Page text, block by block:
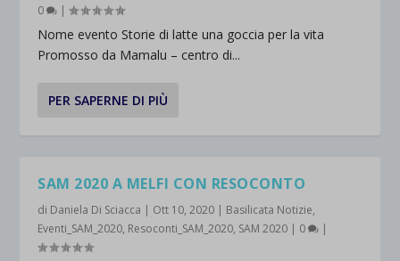
0
|
Nome evento Storie di latte una goccia per la vita
Promosso da Mamalu – centro di...
PER SAPERNE DI PIÙ
SAM 2020 A MELFI CON RESOCONTO
di Daniela Di Sciacca | Ott 10, 2020 | Basilicata Notizie,
Eventi_SAM_2020, Resoconti_SAM_2020, SAM 2020 | 0 |